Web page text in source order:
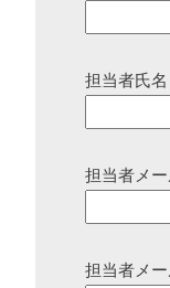
担当者氏名
担当者メ
担当者メー